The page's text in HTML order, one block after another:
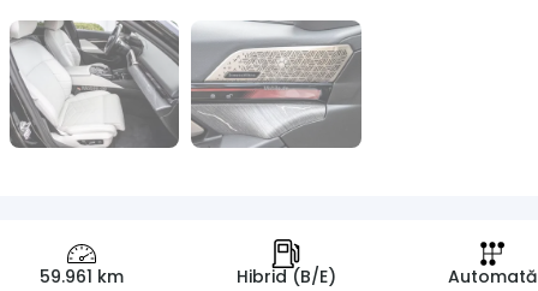
59.961 km Hibrid (B/E) Automată